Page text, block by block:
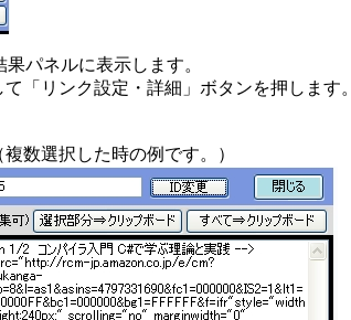
パネルに表示します。
「リンク設定・詳細」ボタンを押します。
数選択した時の例です。）